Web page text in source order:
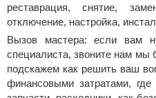
реставрация, снятие,
отключение, настройка,
Вызов мастера: если вам
специалиста, звоните нам мы
подскажем как решить ваш
финансовыми затратами, где